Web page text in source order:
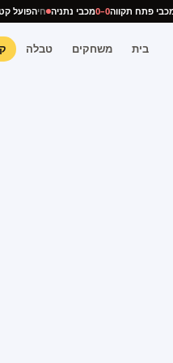
חימכבי פתח תקווה0–0 מכבי נתניה חי
בית משחקים טבלה